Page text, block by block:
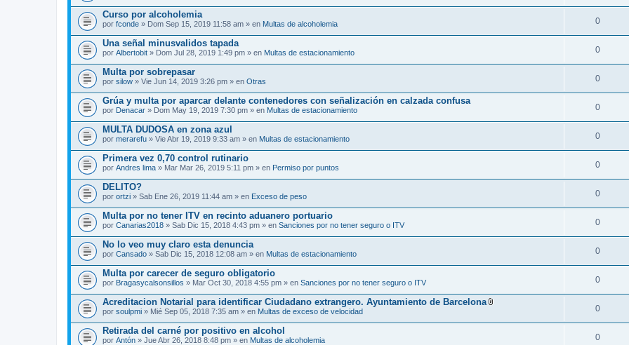
Curso por alcoholemia
por fconde » Dom Sep 15, 2019 11:58 am » en Multas de alcoholemia 0
Una señal minusvalidos tapada
por Albertobit » Dom Jul 28, 2019 1:49 pm » en Multas de estacionamiento 0
Multa por sobrepasar
por silow » Vie Jun 14, 2019 3:26 pm » en Otras 0
Grúa y multa por aparcar delante contenedores con señalización en calzada confusa
por Denacar » Dom May 19, 2019 7:30 pm » en Multas de estacionamiento 0
MULTA DUDOSA en zona azul
por merarefu » Vie Abr 19, 2019 9:33 am » en Multas de estacionamiento 0
Primera vez 0,70 control rutinario
por Andres lima » Mar Mar 26, 2019 5:11 pm » en Permiso por puntos 0
DELITO?
por ortzi » Sab Ene 26, 2019 11:44 am » en Exceso de peso 0
Multa por no tener ITV en recinto aduanero portuario
por Canarias2018 » Sab Dic 15, 2018 4:43 pm » en Sanciones por no tener seguro o ITV 0
No lo veo muy claro esta denuncia
por Cansado » Sab Dic 15, 2018 12:08 am » en Multas de estacionamiento 0
Multa por carecer de seguro obligatorio
por Bragasycalsonsillos » Mar Oct 30, 2018 4:55 pm » en Sanciones por no tener seguro o ITV 0
Acreditacion Notarial para identificar Ciudadano extrangero. Ayuntamiento de Barcelona
j
por soulpmi » Mié Sep 05, 2018 7:35 am » en Multas de exceso de velocidad 0
Retirada del carné por positivo en alcohol
por Antón » Jue Abr 26, 2018 8:48 pm » en Multas de alcoholemia 0